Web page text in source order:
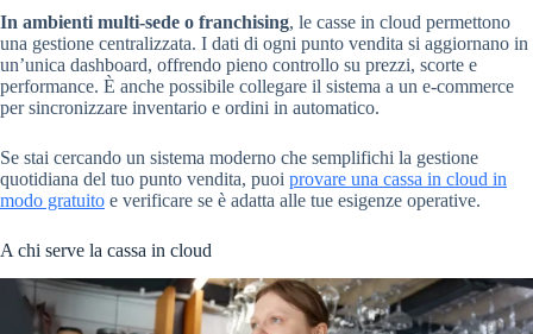
In ambienti multi-sede o franchising, le casse in cloud permettono
una gestione centralizzata. I dati di ogni punto vendita si aggiornano in
un’unica dashboard, offrendo pieno controllo su prezzi, scorte e
performance. È anche possibile collegare il sistema a un e-commerce
per sincronizzare inventario e ordini in automatico.
Se stai cercando un sistema moderno che semplifichi la gestione
quotidiana del tuo punto vendita, puoi provare una cassa in cloud in
modo gratuito e verificare se è adatta alle tue esigenze operative.
A chi serve la cassa in cloud